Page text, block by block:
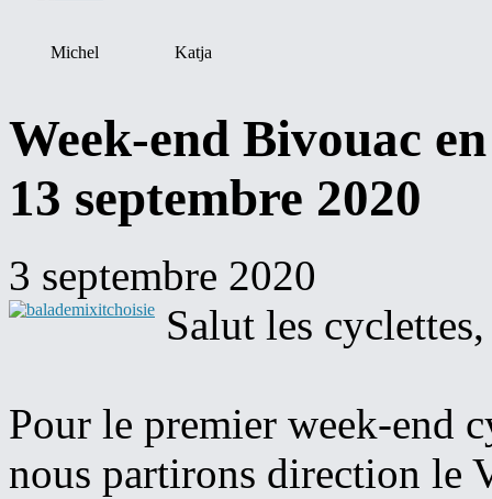
Michel Katja
Week-end Bivouac
13 septembre 2020
3 septembre 2020
Salut les cyclettes,
Pour le premier week-end
nous partirons direction le